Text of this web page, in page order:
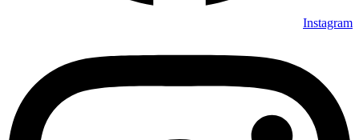
Instagram